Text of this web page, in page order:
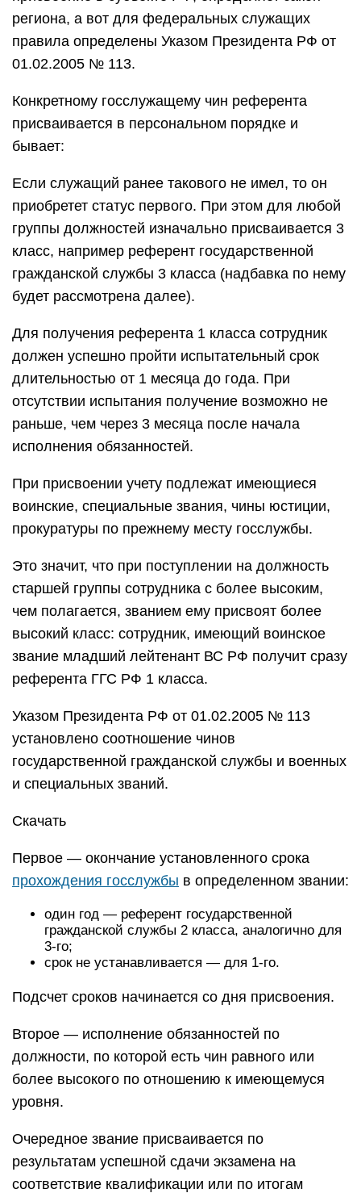
региона, а вот для федеральных служащих
правила определены Указом Президента РФ от
01.02.2005 № 113.
Конкретному госслужащему чин референта
присваивается в персональном порядке и
бывает:
Если служащий ранее такового не имел, то он
приобретет статус первого. При этом для любой
группы должностей изначально присваивается 3
класс, например референт государственной
гражданской службы 3 класса (надбавка по нему
будет рассмотрена далее).
Для получения референта 1 класса сотрудник
должен успешно пройти испытательный срок
длительностью от 1 месяца до года. При
отсутствии испытания получение возможно не
раньше, чем через 3 месяца после начала
исполнения обязанностей.
При присвоении учету подлежат имеющиеся
воинские, специальные звания, чины юстиции,
прокуратуры по прежнему месту госслужбы.
Это значит, что при поступлении на должность
старшей группы сотрудника с более высоким,
чем полагается, званием ему присвоят более
высокий класс: сотрудник, имеющий воинское
звание младший лейтенант ВС РФ получит сразу
референта ГГС РФ 1 класса.
Указом Президента РФ от 01.02.2005 № 113
установлено соотношение чинов
государственной гражданской службы и военных
и специальных званий.
Скачать
Первое — окончание установленного срока
прохождения госслужбы в определенном звании:
один год — референт государственной
гражданской службы 2 класса, аналогично для
3-го;
срок не устанавливается — для 1-го.
Подсчет сроков начинается со дня присвоения.
Второе — исполнение обязанностей по
должности, по которой есть чин равного или
более высокого по отношению к имеющемуся
уровня.
Очередное звание присваивается по
результатам успешной сдачи экзамена на
соответствие квалификации или по итогам